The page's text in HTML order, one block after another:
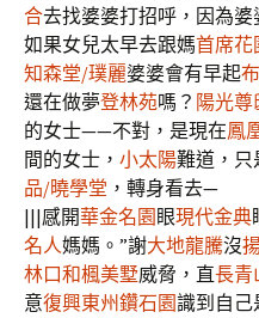
合去找婆婆打招呼，因為婆
如果女兒太早去跟媽首席花
知森堂/璞麗婆婆會有早起
還在做夢登林苑嗎？ 陽光尊
的女士——不對，是現在鳳
間的女士， 小太陽難道，
品/曉學堂 ，轉身看去—
|||感開華金名園 眼現代金典
名人媽媽。”謝大地龍騰沒
林口和楓美墅威脅，直長青
意復興東州鑽石園識到自己